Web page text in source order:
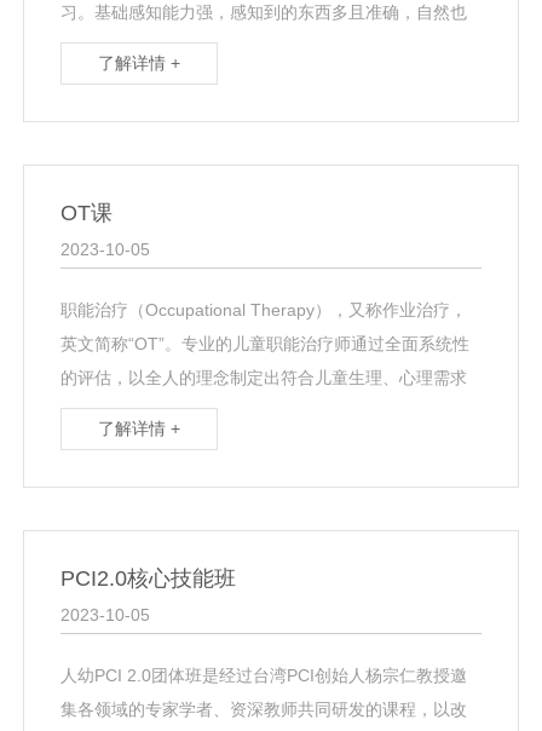
习。基础感知能力强，感知到的东西多且准确，自然也
就能学得更多。 儿童的基础感知能力会随着年龄的增长
而不断···
了解详情 +
OT课
2023-10-05
职能治疗（Occupational Therapy），又称作业治疗，
英文简称“OT”。专业的儿童职能治疗师通过全面系统性
的评估，以全人的理念制定出符合儿童生理、心理需求
的并以生活自理、游戏、休闲等作为···
了解详情 +
PCI2.0核心技能班
2023-10-05
人幼PCI 2.0团体班是经过台湾PCI创始人杨宗仁教授邀
集各领域的专家学者、资深教师共同研发的课程，以改